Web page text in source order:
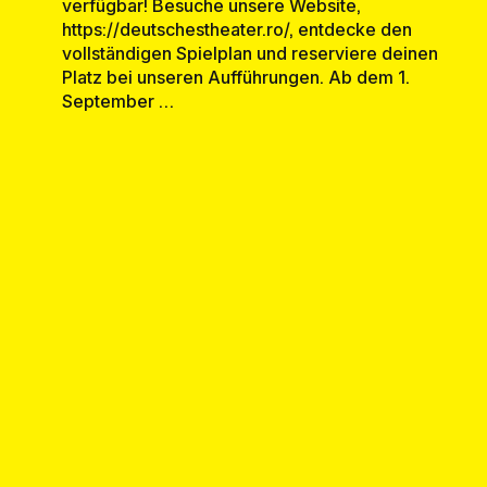
verfügbar! Besuche unsere Website,
https://deutschestheater.ro/, entdecke den
vollständigen Spielplan und reserviere deinen
Platz bei unseren Aufführungen. Ab dem 1.
September …